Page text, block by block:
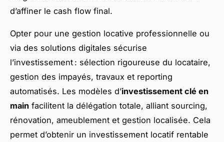
d’affiner le cash flow final.
Opter pour une gestion locative professionnelle ou
via des solutions digitales sécurise
l’investissement : sélection rigoureuse du locataire,
gestion des impayés, travaux et reporting
automatisés. Les modèles d’investissement clé en
main facilitent la délégation totale, alliant sourcing,
rénovation, ameublement et gestion localisée. Cela
permet d’obtenir un investissement locatif rentable